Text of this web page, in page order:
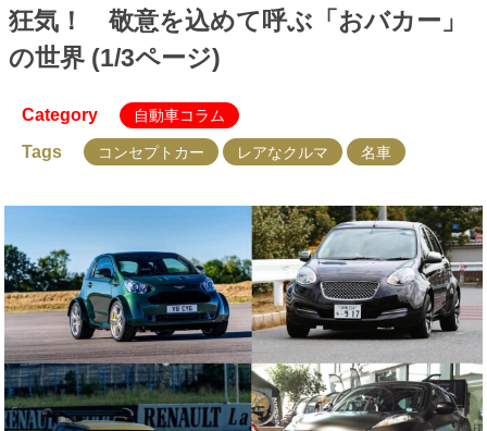
狂気！ 敬意を込めて呼ぶ「おバカー」
の世界 (1/3ページ)
Category 自動車コラム
Tags コンセプトカー レアなクルマ 名車